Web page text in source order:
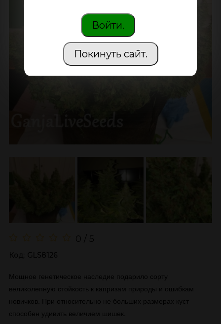
Войти.
Покинуть сайт.
0 / 5
​Мощное генетическое наследие подарило сорту
великолепную стойкость к капризам природы и ошибкам
новичков. При относительно не больших размерах куст
способен удивить величием шишек.